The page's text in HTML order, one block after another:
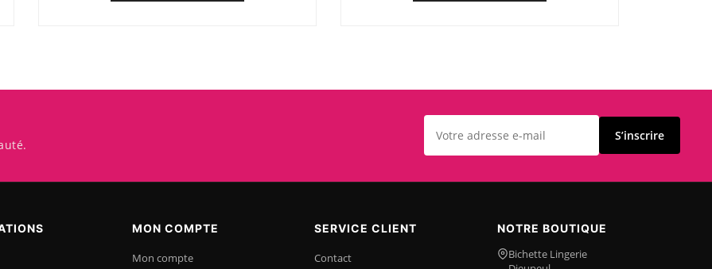
S’inscrire
MON COMPTE
Mon compte
SERVICE CLIENT
Contact
NOTRE BOUTIQUE
Bichette Lingerie